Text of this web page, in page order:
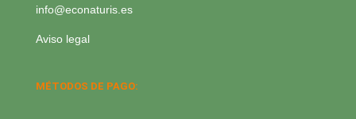
info@econaturis.es
Aviso legal
MÉTODOS DE PAGO: